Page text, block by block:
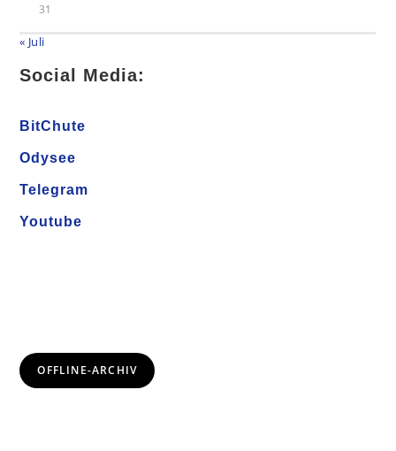
31
« Juli
Social Media:
BitChute
Odysee
Telegram
Youtube
OFFLINE-ARCHIV